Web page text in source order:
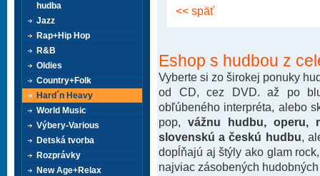
<< späť
Eshop s hudbou z
Vyberte si zo širokej ponuky
od CD, cez DVD. až po
obľúbeného interpréta, alebo
pop, vážnu hudbu, operu,
slovenskú a českú hudbu ,
dopĺňajú aj štýly ako glam
najviac zásobených
hudba
Jazz
Rap+Hip Hop
R&B
Oldies
Country+Folk
Hard´n Heavy
World Music
Výbery-Various
Detská tvorba
Rozprávky
New Age+Relax